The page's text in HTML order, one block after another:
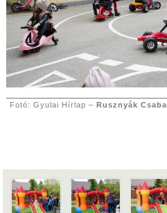
Fotó: Gyulai Hírlap – Rusznyák Csaba